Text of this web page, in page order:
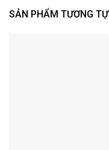
SẢN PHẨM TƯƠNG TỰ